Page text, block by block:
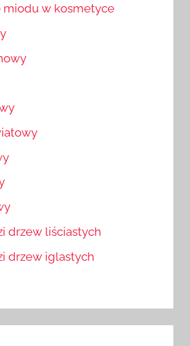
miodu w kosmetyce
drzew liściastych
drzew iglastych